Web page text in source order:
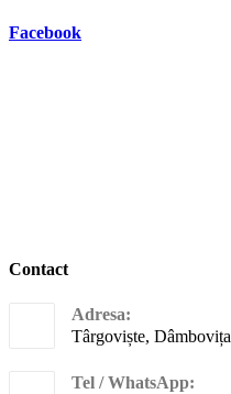
Facebook
Contact
Adresa:
Târgoviște, Dâmbovița
Tel / WhatsApp: